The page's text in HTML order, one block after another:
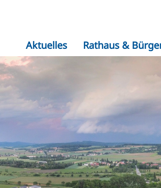
Aktuelles Rathaus &